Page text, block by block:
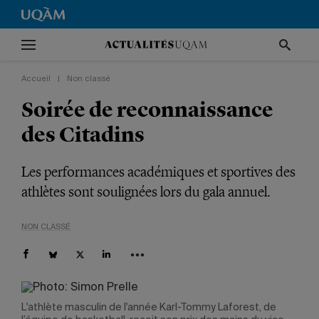
Accueil Non classé
Soirée de reconnaissance
des Citadins
Les performances académiques et sportives des
athlètes sont soulignées lors du gala annuel.
NON CLASSÉ
L'athlète masculin de l'année Karl-Tommy Laforest, de